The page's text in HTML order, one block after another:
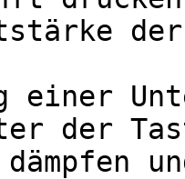
einer
der
dämpfen